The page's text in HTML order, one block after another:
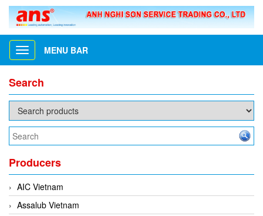
Toggle
navigation
MENU BAR
Search
Producers
AIC Vietnam
Assalub Vietnam